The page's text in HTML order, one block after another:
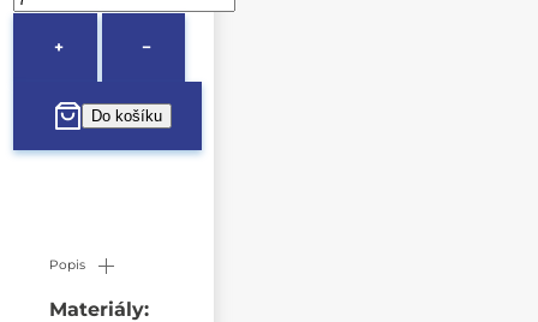
+ −
Popis
Materiály: